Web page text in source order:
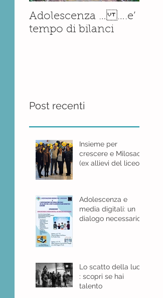
Adolescenza … ….e’
tempo di bilanci
Post recenti
Insieme per
crescere e Milosao
(ex allievi del liceo
Adolescenza e
media digitali: un
dialogo necessario
Lo scatto della luce
: scopri se hai
talento